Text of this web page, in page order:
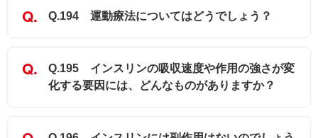
Q.194 運動療法についてはどうでしょう？
Q.195 インスリンの吸収速度や作用の強さが変
化する要因には、どんなものがありますか？